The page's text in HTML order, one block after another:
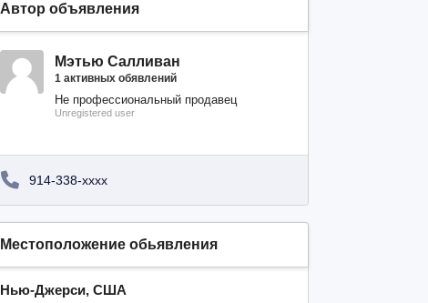
Автор объявления
Мэтью Салливан
1 активных обявлений
Не профессиональный продавец
Unregistered user
914-338-xxxx
Местоположение обьявления
Нью-Джерси, США